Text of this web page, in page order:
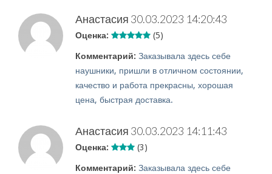
Анастасия 30.03.2023 14:20:43
Оценка: (5)
Комментарий: Заказывала здесь себе
наушники, пришли в отличном состоянии,
качество и работа прекрасны, хорошая
цена, быстрая доставка.
Анастасия 30.03.2023 14:11:43
Оценка: (3)
Комментарий: Заказывала здесь себе